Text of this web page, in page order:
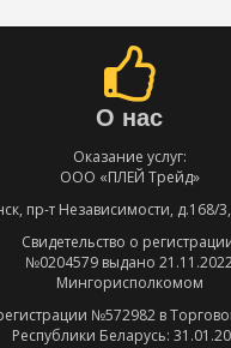
О нас
Оказание услуг:
ООО «ПЛЕЙ Трейд»
пр-т Независимости, д.168/
Свидетельство о
№0204579 выдано
Мингорисполкомом
№572982 в
Республики Беларусь: